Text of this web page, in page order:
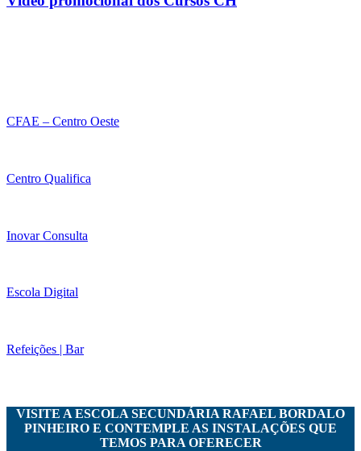
CFAE – Centro Oeste
Centro Qualifica
Inovar Consulta
Escola Digital
Refeições | Bar
VISITE A ESCOLA SECUNDÁRIA RAFAEL BORDALO
PINHEIRO E CONTEMPLE AS INSTALAÇÕES QUE
TEMOS PARA OFERECER